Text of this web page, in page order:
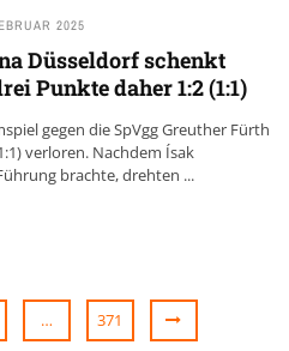
2025
Düsseldorf schenkt
Punkte daher 1:2 (1:1)
gegen die SpVgg Greuther Fürth
verloren. Nachdem Ísak
brachte, drehten ...
… 371